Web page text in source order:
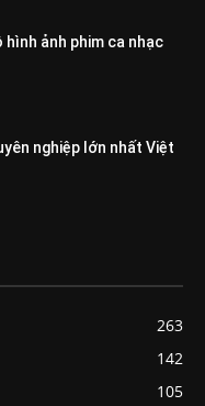
hình ảnh phim ca nhạc
nghiệp lớn nhất Việt
263
142
105